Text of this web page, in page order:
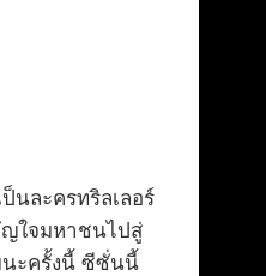
นละครทริลเลอร์
ญใจมหาชนไปสู่
นะครั้งนี้ ซีซั่นนี้